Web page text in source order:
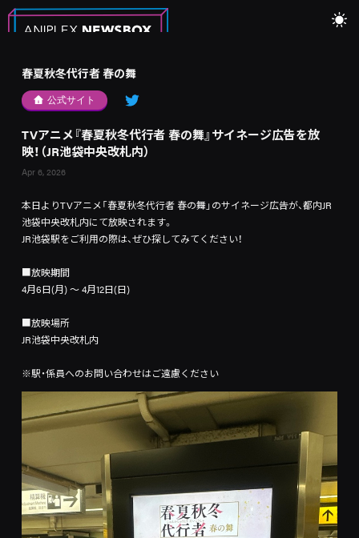
春夏秋冬代行者 春の舞
公式サイト
TVアニメ『春夏秋冬代行者 春の舞』サイネージ広告を放
映！（JR池袋中央改札内）
Apr 6, 2026
本日よりTVアニメ「春夏秋冬代行者 春の舞」のサイネージ広告が、都内JR
池袋中央改札内にて放映されます。
JR池袋駅をご利用の際は、ぜひ探してみてください！
■放映期間
4月6日(月) ～ 4月12日(日)
■放映場所
JR池袋中央改札内
※駅・係員へのお問い合わせはご遠慮ください